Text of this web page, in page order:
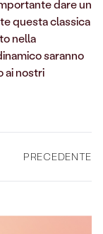
dare un
questa classica
nella
saranno
ai nostri
PRECEDENTE